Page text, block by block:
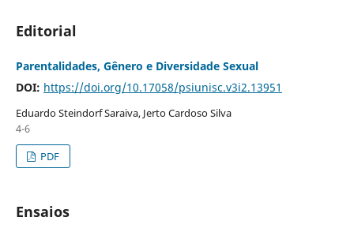
Editorial
Parentalidades, Gênero e Diversidade Sexual
DOI: https://doi.org/10.17058/psiunisc.v3i2.13951
Eduardo Steindorf Saraiva, Jerto Cardoso Silva
4-6
PDF
Ensaios